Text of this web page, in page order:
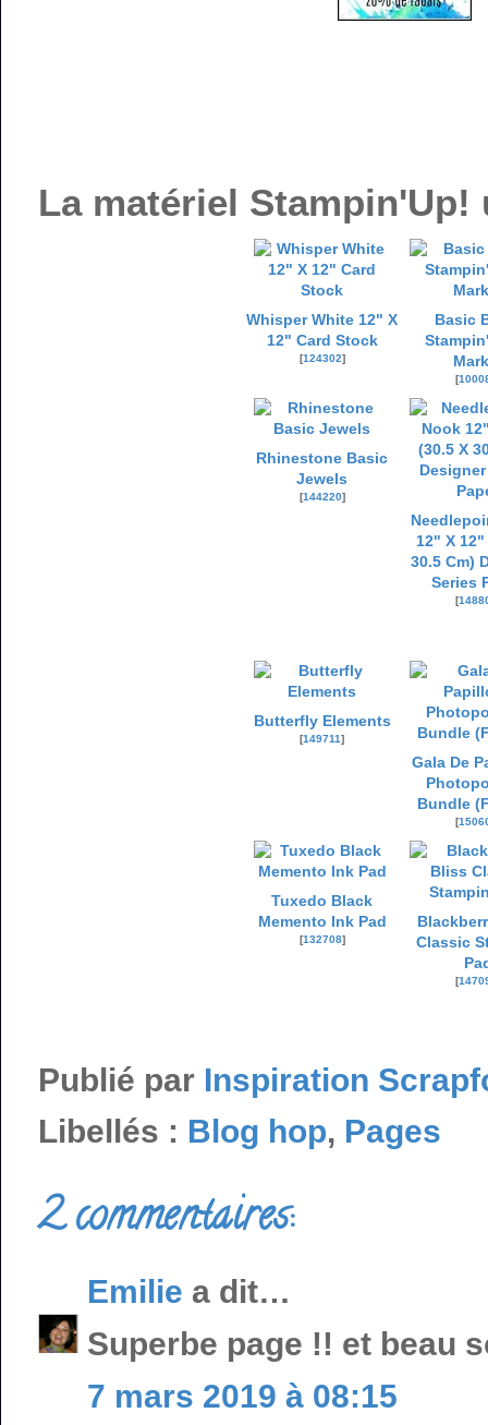
La matériel Stampin'Up!
Whisper White 12" X
12" Card Stock
[124302]
Basic
[
Rhinestone Basic
Jewels
[144220]
12" X 12"
30.5 Cm)
Series
[
Butterfly Elements
[149711]
Gala De
Bundle
[
Tuxedo Black
Memento Ink Pad
[132708]
Classic
[
Publié par Inspiration
Libellés : Blog hop, Pages
2 commentaires:
Emilie a dit…
Superbe page !! et beau
7 mars 2019 à 08:15